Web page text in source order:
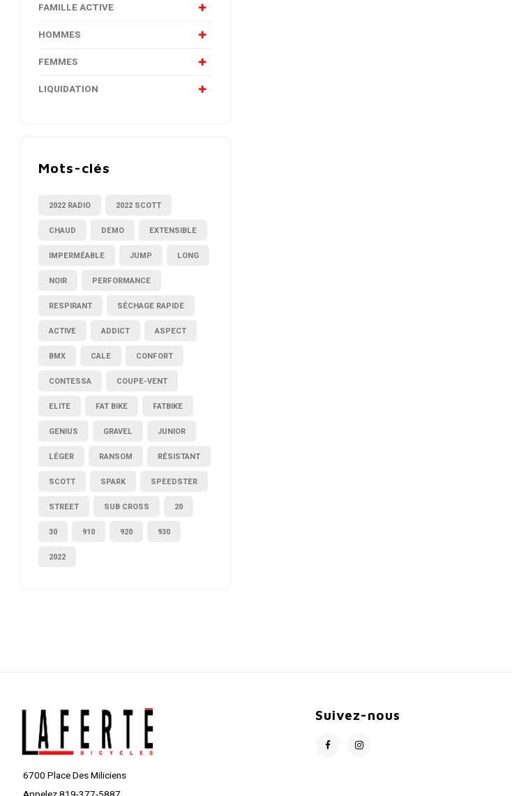
FAMILLE ACTIVE
HOMMES
FEMMES
LIQUIDATION
Mots-clés
2022 RADIO 2022 SCOTT
CHAUD DEMO EXTENSIBLE
IMPERMÉABLE JUMP LONG
NOIR PERFORMANCE
RESPIRANT SÉCHAGE RAPIDE
ACTIVE ADDICT ASPECT
BMX CALE CONFORT
CONTESSA COUPE-VENT
ELITE FAT BIKE FATBIKE
GENIUS GRAVEL JUNIOR
LÉGER RANSOM RÉSISTANT
SCOTT SPARK SPEEDSTER
STREET SUB CROSS 20
30 910 920 930
2022
6700 Place Des Miliciens
Suivez-nous